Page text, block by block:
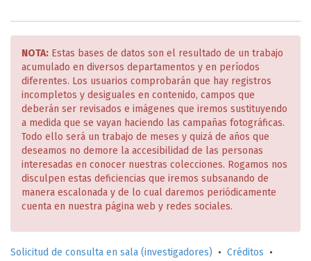
NOTA: Estas bases de datos son el resultado de un trabajo
acumulado en diversos departamentos y en períodos
diferentes. Los usuarios comprobarán que hay registros
incompletos y desiguales en contenido, campos que
deberán ser revisados e imágenes que iremos sustituyendo
a medida que se vayan haciendo las campañas fotográficas.
Todo ello será un trabajo de meses y quizá de años que
deseamos no demore la accesibilidad de las personas
interesadas en conocer nuestras colecciones. Rogamos nos
disculpen estas deficiencias que iremos subsanando de
manera escalonada y de lo cual daremos periódicamente
cuenta en nuestra página web y redes sociales.
Solicitud de consulta en sala (investigadores) • Créditos •